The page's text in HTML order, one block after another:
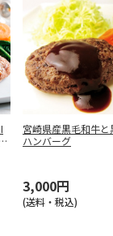
宮崎県産黒毛和牛と
ハンバーグ
3,000円
(送料・税込)